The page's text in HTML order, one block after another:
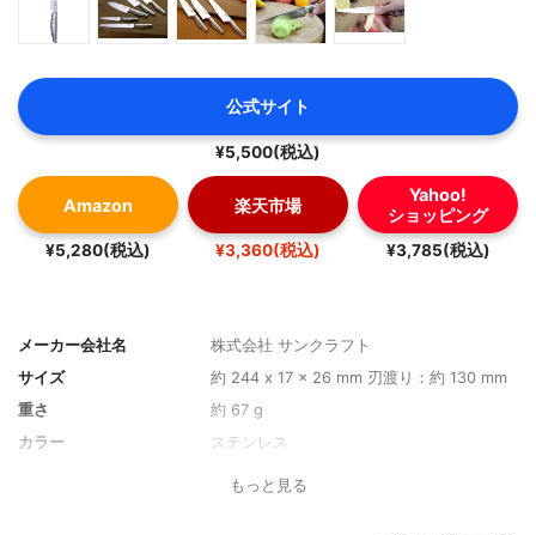
公式サイト
¥5,500(税込)
Amazon
¥5,280(税込)
楽天市場
¥3,360(税込)
Yahoo!
ショッピング
¥3,785(税込)
メーカー会社名
株式会社 サンクラフト
サイズ
約 244 x 17 x 26 mm 刃渡り：約 130 mm
重さ
約 67 g
カラー
ステンレス
もっと見る